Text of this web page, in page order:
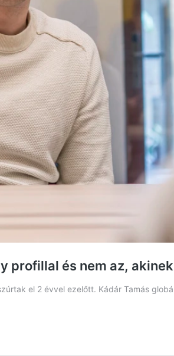
profillal és nem az,
el 2 évvel ezelőtt. Kádár Tamás